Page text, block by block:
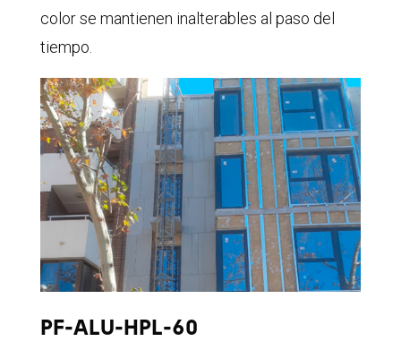
color se mantienen inalterables al paso del
tiempo.
PF-ALU-HPL-60